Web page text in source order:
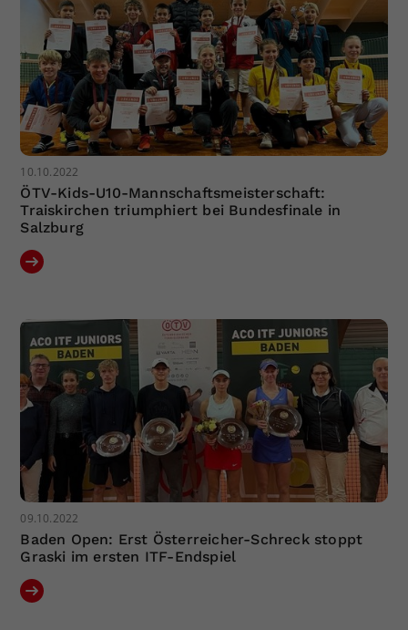
10.10.2022
ÖTV-Kids-U10-Mannschaftsmeisterschaft:
Traiskirchen triumphiert bei Bundesfinale in
Salzburg
09.10.2022
Baden Open: Erst Österreicher-Schreck stoppt
Graski im ersten ITF-Endspiel